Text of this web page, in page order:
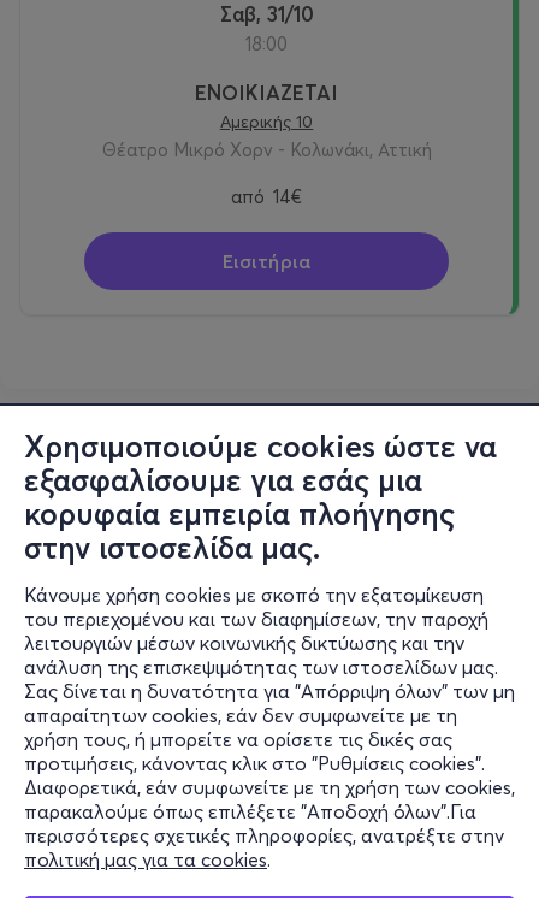
Χρησιμοποιούμε cookies ώστε να
εξασφαλίσουμε για εσάς μια
κορυφαία εμπειρία πλοήγησης
στην ιστοσελίδα μας.
Κάνουμε χρήση cookies με σκοπό την εξατομίκευση
του περιεχομένου και των διαφημίσεων, την παροχή
λειτουργιών μέσων κοινωνικής δικτύωσης και την
ανάλυση της επισκεψιμότητας των ιστοσελίδων μας.
Σας δίνεται η δυνατότητα για "Απόρριψη όλων" των μη
απαραίτητων cookies, εάν δεν συμφωνείτε με τη
χρήση τους, ή μπορείτε να ορίσετε τις δικές σας
προτιμήσεις, κάνοντας κλικ στο "Ρυθμίσεις cookies".
Διαφορετικά, εάν συμφωνείτε με τη χρήση των cookies,
παρακαλούμε όπως επιλέξετε "Αποδοχή όλων".Για
περισσότερες σχετικές πληροφορίες, ανατρέξτε στην
πολιτική μας για τα cookies.
Σαβ, 31/10
18:00
ΕΝΟΙΚΙΑΖΕΤΑΙ
Αμερικής 10
Θέατρο Μικρό Χορν - Κολωνάκι, Αττική
από 14€
Εισιτήρια
Πληροφορίες
Υποστήριξη
Stay Connected